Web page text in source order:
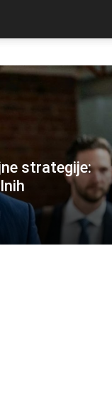
strategije: